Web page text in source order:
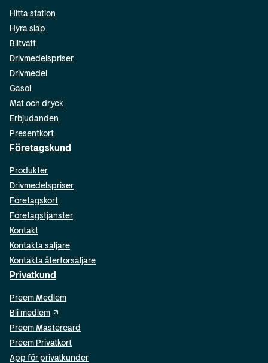
Hitta station
Hyra släp
Biltvätt
Drivmedelspriser
Drivmedel
Gasol
Mat och dryck
Erbjudanden
Presentkort
Företagskund
Produkter
Drivmedelspriser
Företagskort
Företagstjänster
Kontakt
Kontakta säljare
Kontakta återförsäljare
Privatkund
Preem Medlem
Bli medlem
Preem Mastercard
Preem Privatkort
App för privatkunder